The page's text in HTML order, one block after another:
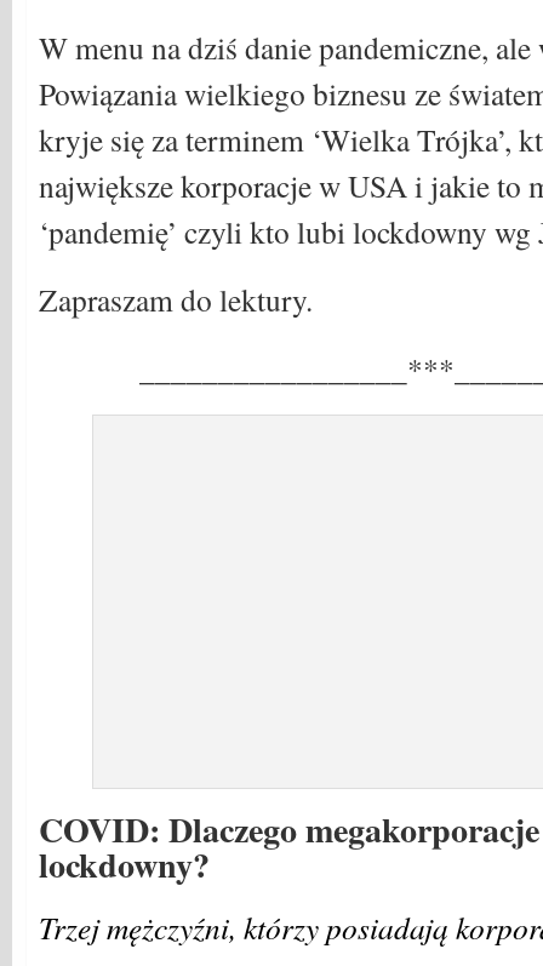
W menu na dziś danie pandemiczne,
Powiązania wielkiego biznesu ze
kryje się za terminem ‘Wielka Trójka’,
największe korporacje w USA i jakie to
‘pandemię’ czyli kto lubi lockdowny wg
Zapraszam do lektury.
COVID: Dlaczego megakorporacje
lockdowny?
Trzej mężczyźni, którzy posiadają